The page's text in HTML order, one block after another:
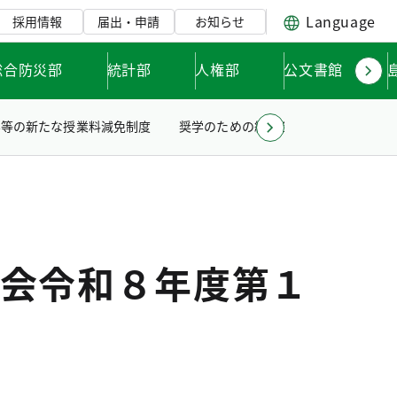
採用情報 届出・申請 お知らせ Language
防災部 統計部 人権部 公文書館
の新たな授業料減免制度 奨学のための給付金
令和８年度第１